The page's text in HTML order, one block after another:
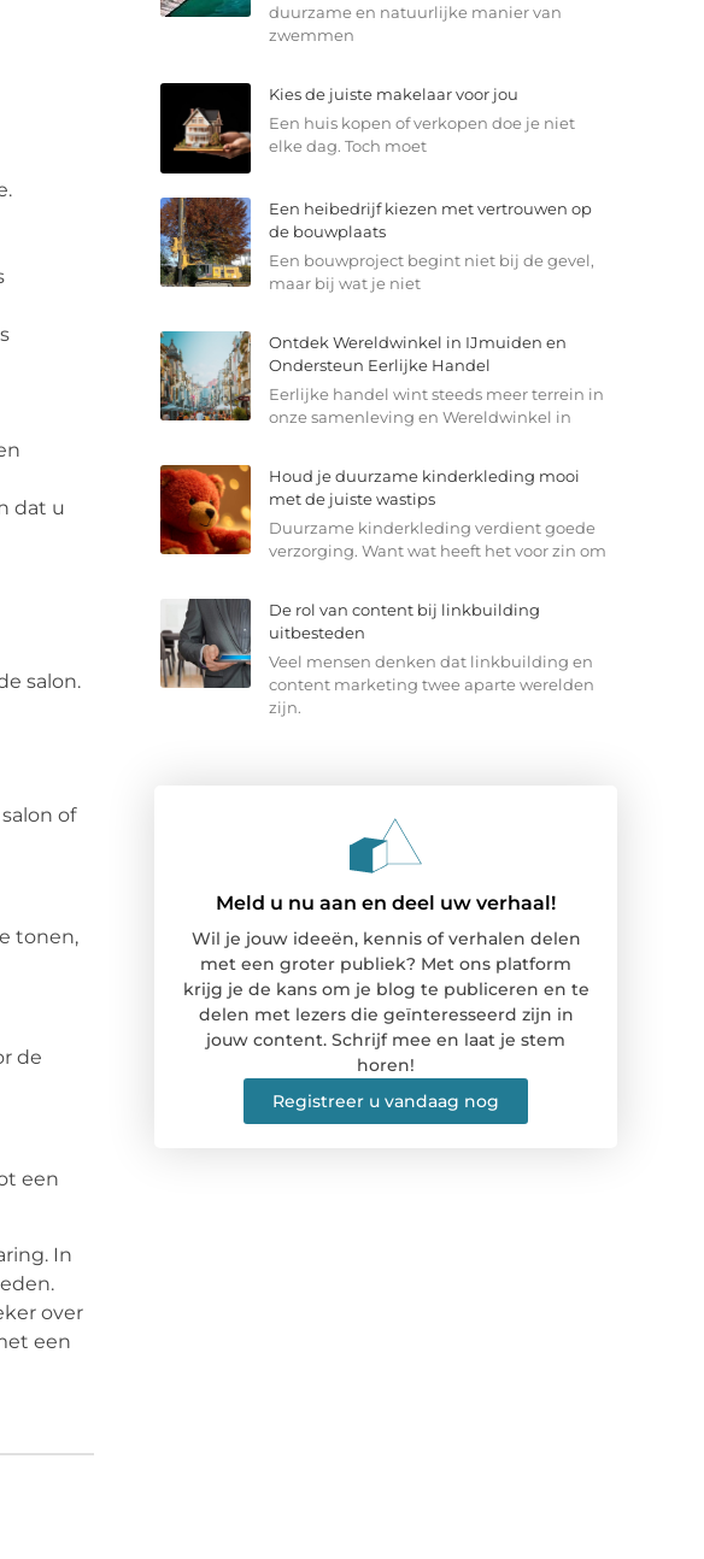
dat u
salon.
of
tonen,
de
een
In
over
een
duurzame en natuurlijke manier van
zwemmen
Kies de juiste makelaar voor jou
Een huis kopen of verkopen doe je niet
elke dag. Toch moet
Een heibedrijf kiezen met vertrouwen op
de bouwplaats
Een bouwproject begint niet bij de gevel,
maar bij wat je niet
Ontdek Wereldwinkel in IJmuiden en
Ondersteun Eerlijke Handel
Eerlijke handel wint steeds meer terrein in
onze samenleving en Wereldwinkel in
Houd je duurzame kinderkleding mooi
met de juiste wastips
Duurzame kinderkleding verdient goede
verzorging. Want wat heeft het voor zin om
De rol van content bij linkbuilding
uitbesteden
Veel mensen denken dat linkbuilding en
content marketing twee aparte werelden
zijn.
Meld u nu aan en deel uw verhaal!
Wil je jouw ideeën, kennis of verhalen delen
met een groter publiek? Met ons platform
krijg je de kans om je blog te publiceren en te
delen met lezers die geïnteresseerd zijn in
jouw content. Schrijf mee en laat je stem
horen!
Registreer u vandaag nog